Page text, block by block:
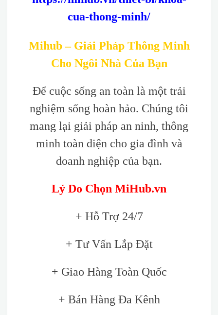
cua-thong-minh/
Mihub – Giải Pháp Thông Minh
Cho Ngôi Nhà Của Bạn
Để cuộc sống an toàn là một trải
nghiệm sống hoàn hảo. Chúng tôi
mang lại giải pháp an ninh, thông
minh toàn diện cho gia đình và
doanh nghiệp của bạn.
Lý Do Chọn MiHub.vn
+ Hỗ Trợ 24/7
+ Tư Vấn Lắp Đặt
+ Giao Hàng Toàn Quốc
+ Bán Hàng Đa Kênh